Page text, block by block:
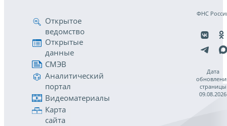
Открытое
ведомство
Открытые
данные
СМЭВ
Аналитический
портал
Видеоматериалы
Карта
сайта
ФНС
Дата
страницы
09.08.2026